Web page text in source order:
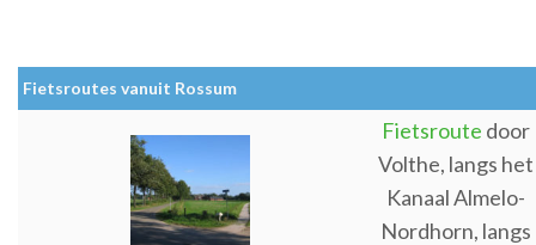
Fietsroutes vanuit Rossum
Fietsroute door
Volthe, langs het
Kanaal Almelo-
Nordhorn, langs